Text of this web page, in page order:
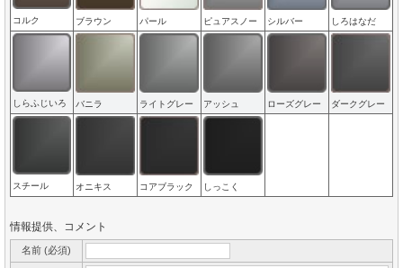
コルク ブラウン パール ピュアスノー シルバー しろはなだ
しらふじいろ バニラ ライトグレー アッシュ ローズグレー ダークグレー
スチール オニキス コアブラック しっこく
情報提供、コメント
名前 (必須)